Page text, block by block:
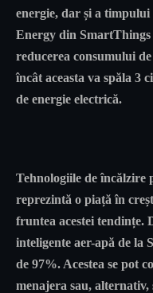
energie, dar și a
Energy din
reducerea consumului
încât aceasta va spăla 3
de energie electrică.
Tehnologiile de încălzire
reprezintă o piață în
fruntea acestei tendințe.
inteligente aer-apă de la
de 97%. Acestea se pot
menajera sau, alternativ,